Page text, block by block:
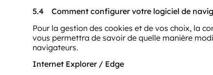
5.4 Comment configurer votre logiciel de
Pour la gestion des cookies et de vos choix, la
vous permettra de savoir de quelle manière
navigateurs.
Internet Explorer / Edge